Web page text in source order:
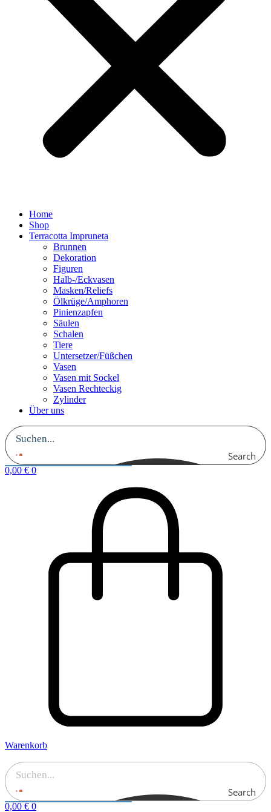
Home
Shop
Terracotta Impruneta
Brunnen
Dekoration
Figuren
Halb-/Eckvasen
Masken/Reliefs
Ölkrüge/Amphoren
Pinienzapfen
Säulen
Schalen
Tiere
Untersetzer/Füßchen
Vasen
Vasen mit Sockel
Vasen Rechteckig
Zylinder
Über uns
Search
0,00 € 0
Warenkorb
Search
0,00 € 0